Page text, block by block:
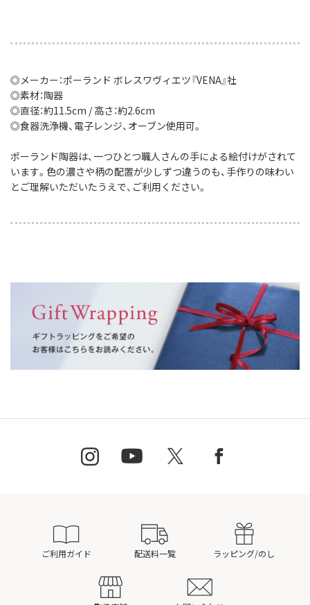
◎メーカー：ポーランド ボレスワヴィエツ『VENA』社
◎素材：陶器
◎直径：約11.5cm / 高さ：約2.6cm
◎食器洗浄機、電子レンジ、オーブン使用可。
ポーランド陶器は、一つひとつ職人さんの手による絵付けがされて
います。色の濃さや柄の配置が少しずつ違うのも、手作りの味わい
とご理解いただいたうえで、ご利用ください。
ご利用ガイド 配送料一覧 ラッピング/のし